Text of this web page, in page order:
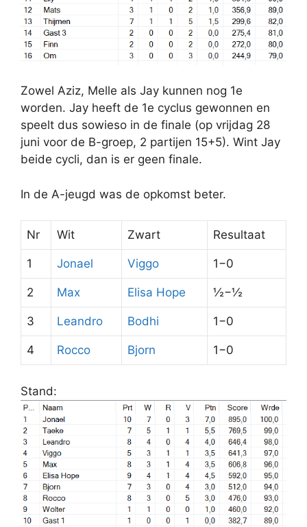
Zowel Aziz, Melle als Jay kunnen nog 1e
worden. Jay heeft de 1e cyclus gewonnen en
speelt dus sowieso in de finale (op vrijdag 28
juni voor de B-groep, 2 partijen 15+5). Wint Jay
beide cycli, dan is er geen finale.
In de A-jeugd was de opkomst beter.
Nr Wit Zwart Resultaat
1 Jonael Viggo 1−0
2 Max Elisa Hope ½−½
3 Leandro Bodhi 1−0
4 Rocco Bjorn 1−0
Stand: